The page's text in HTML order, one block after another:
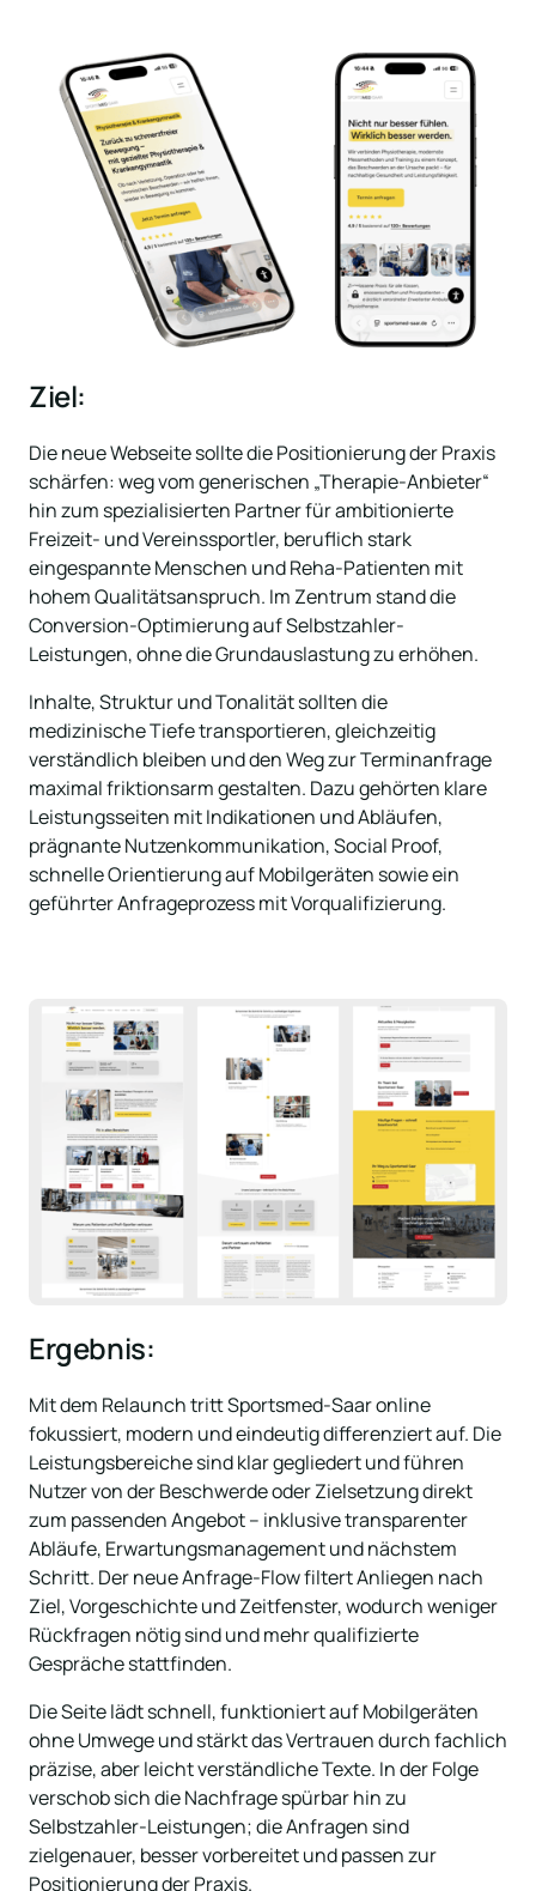
Ziel:
Die neue Webseite sollte die Positionierung der Praxis
schärfen: weg vom generischen „Therapie-Anbieter“
hin zum spezialisierten Partner für ambitionierte
Freizeit- und Vereinssportler, beruflich stark
eingespannte Menschen und Reha-Patienten mit
hohem Qualitätsanspruch. Im Zentrum stand die
Conversion-Optimierung auf Selbstzahler-
Leistungen, ohne die Grundauslastung zu erhöhen.
Inhalte, Struktur und Tonalität sollten die
medizinische Tiefe transportieren, gleichzeitig
verständlich bleiben und den Weg zur Terminanfrage
maximal friktionsarm gestalten. Dazu gehörten klare
Leistungsseiten mit Indikationen und Abläufen,
prägnante Nutzenkommunikation, Social Proof,
schnelle Orientierung auf Mobilgeräten sowie ein
geführter Anfrageprozess mit Vorqualifizierung.
Ergebnis:
Mit dem Relaunch tritt Sportsmed-Saar online
fokussiert, modern und eindeutig differenziert auf. Die
Leistungsbereiche sind klar gegliedert und führen
Nutzer von der Beschwerde oder Zielsetzung direkt
zum passenden Angebot – inklusive transparenter
Abläufe, Erwartungsmanagement und nächstem
Schritt. Der neue Anfrage-Flow filtert Anliegen nach
Ziel, Vorgeschichte und Zeitfenster, wodurch weniger
Rückfragen nötig sind und mehr qualifizierte
Gespräche stattfinden.
Die Seite lädt schnell, funktioniert auf Mobilgeräten
ohne Umwege und stärkt das Vertrauen durch fachlich
präzise, aber leicht verständliche Texte. In der Folge
verschob sich die Nachfrage spürbar hin zu
Selbstzahler-Leistungen; die Anfragen sind
zielgenauer, besser vorbereitet und passen zur
Positionierung der Praxis.